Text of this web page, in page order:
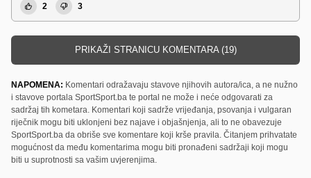
2 3
PRIKAŽI STRANICU KOMENTARA (19)
NAPOMENA: Komentari odražavaju stavove njihovih autora/ica, a ne nužno
i stavove portala SportSport.ba te portal ne može i neće odgovarati za
sadržaj tih kometara. Komentari koji sadrže vrijeđanja, psovanja i vulgaran
riječnik mogu biti uklonjeni bez najave i objašnjenja, ali to ne obavezuje
SportSport.ba da obriše sve komentare koji krše pravila. Čitanjem prihvatate
mogućnost da među komentarima mogu biti pronađeni sadržaji koji mogu
biti u suprotnosti sa vašim uvjerenjima.